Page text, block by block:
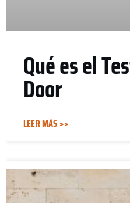
Qué es el
Door
LEER MÁS >>